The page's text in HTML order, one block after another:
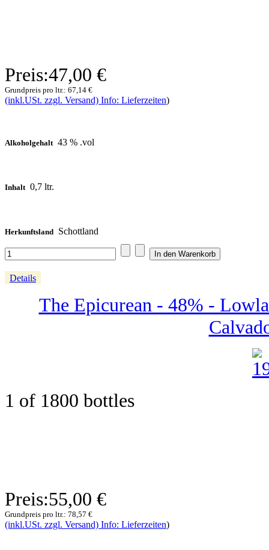
Preis:47,00 €
Grundpreis pro ltr.: 67,14 €
(inkl.USt. zzgl. Versand) Info: Lieferzeiten)
Alkoholgehalt 43 % .vol
Inhalt 0,7 ltr.
Herkunftsland Schottland
Details
The Epicurean - 48% -
1 of 1800 bottles
Preis:55,00 €
Grundpreis pro ltr.: 78,57 €
(inkl.USt. zzgl. Versand) Info: Lieferzeiten)